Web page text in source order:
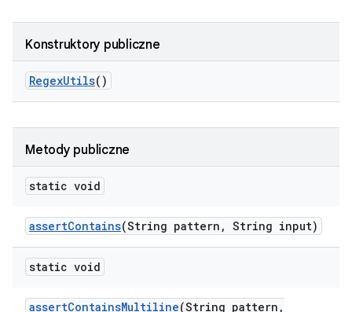
Konstruktory publiczne
RegexUtils()
Metody publiczne
static void
assertContains(String pattern , String input)
static void
assertContainsMultiline(String pattern ,